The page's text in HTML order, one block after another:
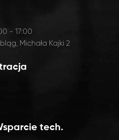
- 17:00
Michała Kajki 2
tech.